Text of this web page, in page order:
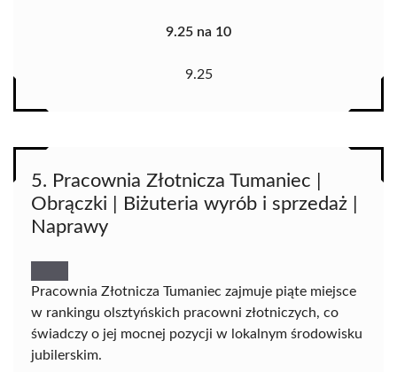
9.25 na 10
9.25
5. Pracownia Złotnicza Tumaniec |
Obrączki | Biżuteria wyrób i sprzedaż |
Naprawy
Pracownia Złotnicza Tumaniec zajmuje piąte miejsce
w rankingu olsztyńskich pracowni złotniczych, co
świadczy o jej mocnej pozycji w lokalnym środowisku
jubilerskim.